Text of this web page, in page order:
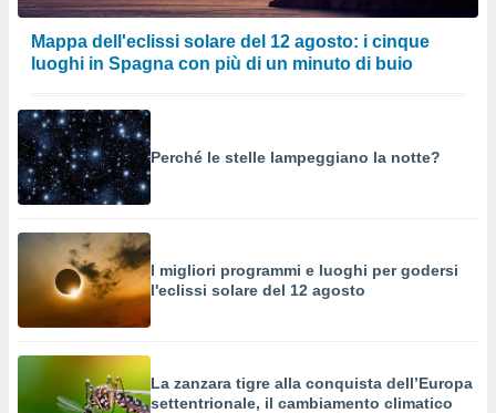
Mappa dell'eclissi solare del 12 agosto: i cinque
luoghi in Spagna con più di un minuto di buio
Perché le stelle lampeggiano la notte?
I migliori programmi e luoghi per godersi
l'eclissi solare del 12 agosto
La zanzara tigre alla conquista dell’Europa
settentrionale, il cambiamento climatico